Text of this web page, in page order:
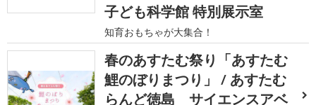
子ども科学館 特別展示室
知育おもちゃが大集合！
春のあすたむ祭り「あすたむ
鯉のぼりまつり」 / あすたむ
らんど徳島 サイエンスアベ